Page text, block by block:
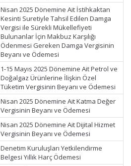
Nisan 2025 Dönemine Ait İstihkaktan
Kesinti Suretiyle Tahsil Edilen Damga
Vergisi ile Sürekli Mükellefiyeti
Bulunanlar İçin Makbuz Karşılığı
Ödenmesi Gereken Damga Vergisinin
Beyanı ve Ödemesi
1-15 Mayıs 2025 Dönemine Ait Petrol ve
Doğalgaz Ürünlerine İlişkin Özel
Tüketim Vergisinin Beyanı ve Ödemesi
Nisan 2025 Dönemine Ait Katma Değer
Vergisinin Beyanı ve Ödemesi
Nisan 2025 Dönemine Ait Dijital Hizmet
Vergisinin Beyanı ve Ödemesi
Denetim Kuruluşları Yetkilendirme
Belgesi Yıllık Harç Ödemesi